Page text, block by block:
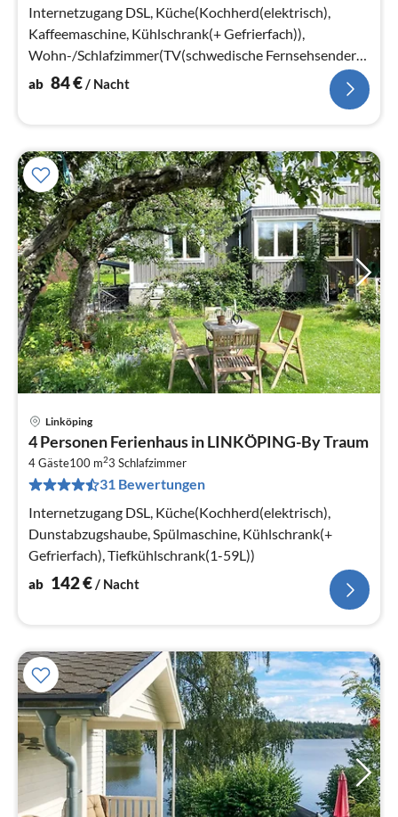
Internetzugang DSL, Küche(Kochherd(elektrisch),
Kaffeemaschine, Kühlschrank(+ Gefrierfach)),
Wohn-/Schlafzimmer(TV(schwedische Fernsehsender),
Kaminofen)
ab 84€/ Nacht
Linköping
4 Personen Ferienhaus in LINKÖPING-By Traum
4 Gäste100 m23 Schlafzimmer
31 Bewertungen
Internetzugang DSL, Küche(Kochherd(elektrisch),
Dunstabzugshaube, Spülmaschine, Kühlschrank(+
Gefrierfach), Tiefkühlschrank(1-59L))
ab 142€/ Nacht